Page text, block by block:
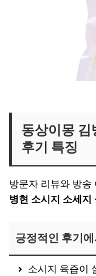
동상이몽 김
후기 특징
방문자 리뷰와 방송
병현 소시지 소세지
긍정적인 후기
소시지 육즙이